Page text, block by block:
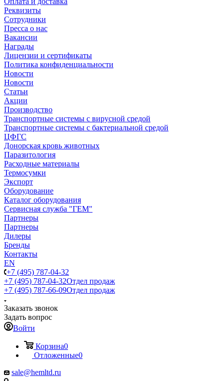
Реквизиты
Сотрудники
Пресса о нас
Вакансии
Награды
Лицензии и сертификаты
Политика конфиденциальности
Новости
Новости
Статьи
Акции
Производство
Транспортные системы с вирусной средой
Транспортные системы с бактериальной средой
ЦФГС
Донорская кровь животных
Паразитология
Расходные материалы
Термосумки
Экспорт
Оборудование
Каталог оборудования
Сервисная служба "ГЕМ"
Партнеры
Партнеры
Дилеры
Бренды
Контакты
EN
+7 (495) 787-04-32
+7 (495) 787-04-32Отдел продаж
+7 (495) 787-66-09Отдел продаж
Заказать звонок
Задать вопрос
Войти
Корзина0
Отложенные0
sale@hemltd.ru